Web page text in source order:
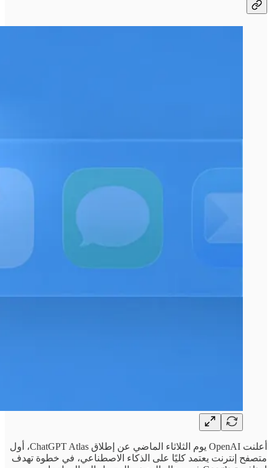
أعلنت OpenAI يوم الثلاثاء الماضي عن إطلاق ChatGPT Atlas، أول
متصفح إنترنت يعتمد كليًا على الذكاء الاصطناعي، في خطوة تهدف